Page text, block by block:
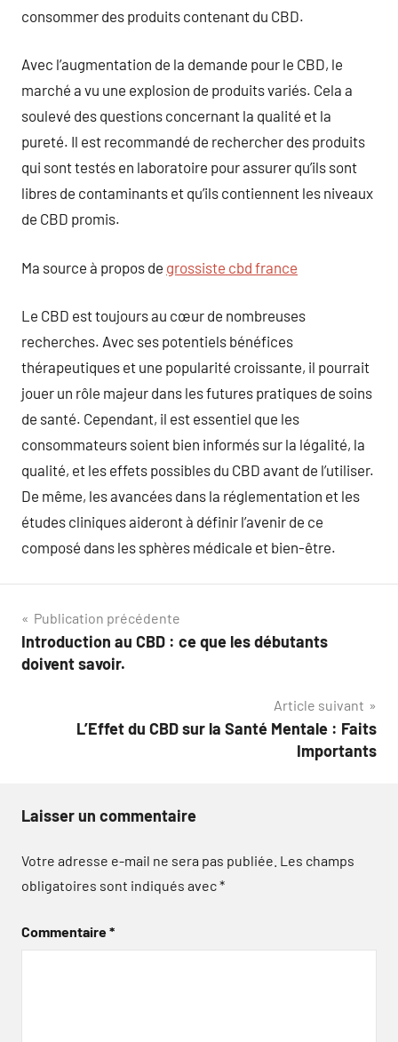
consommer des produits contenant du CBD.
Avec l’augmentation de la demande pour le CBD, le
marché a vu une explosion de produits variés. Cela a
soulevé des questions concernant la qualité et la
pureté. Il est recommandé de rechercher des produits
qui sont testés en laboratoire pour assurer qu’ils sont
libres de contaminants et qu’ils contiennent les niveaux
de CBD promis.
Ma source à propos de grossiste cbd france
Le CBD est toujours au cœur de nombreuses
recherches. Avec ses potentiels bénéfices
thérapeutiques et une popularité croissante, il pourrait
jouer un rôle majeur dans les futures pratiques de soins
de santé. Cependant, il est essentiel que les
consommateurs soient bien informés sur la légalité, la
qualité, et les effets possibles du CBD avant de l’utiliser.
De même, les avancées dans la réglementation et les
études cliniques aideront à définir l’avenir de ce
composé dans les sphères médicale et bien-être.
Navigation
de
Publication précédente
Introduction au CBD : ce que les débutants
doivent savoir.
Article suivant
L’Effet du CBD sur la Santé Mentale : Faits
Importants
Laisser un commentaire
Votre adresse e-mail ne sera pas publiée. Les champs
obligatoires sont indiqués avec*
Commentaire*